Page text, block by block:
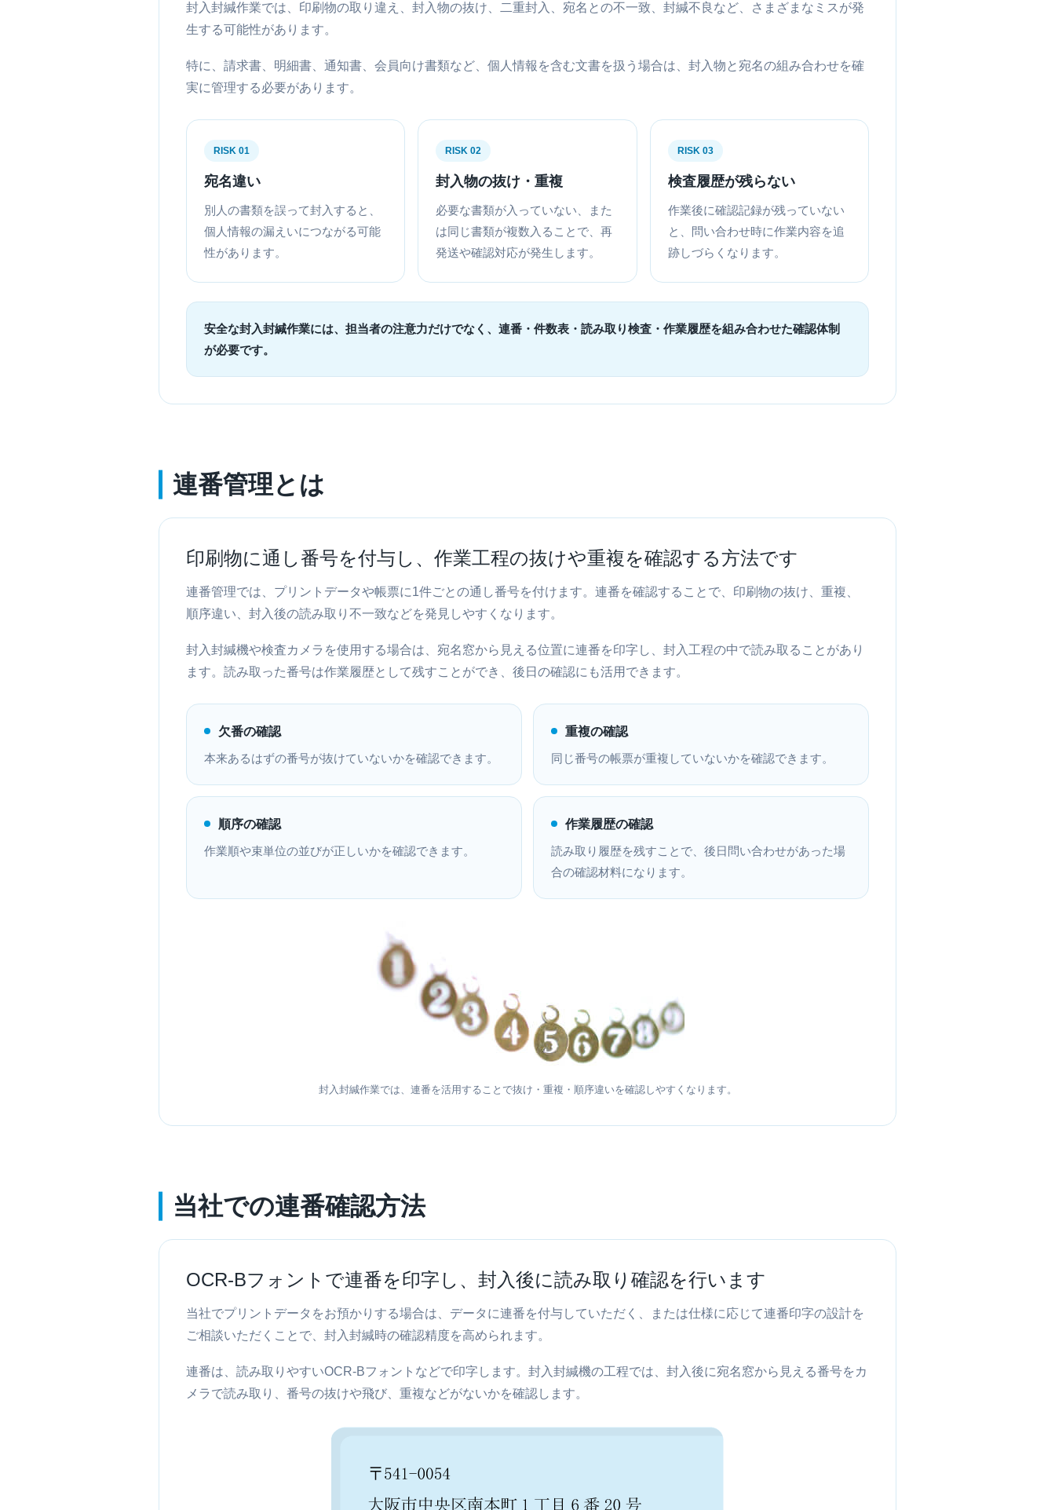
封入封緘作業では、印刷物の取り違え、封入物の抜け、二重封入、宛名との不一致、封緘不良など、さまざまなミスが発
生する可能性があります。
特に、請求書、明細書、通知書、会員向け書類など、個人情報を含む文書を扱う場合は、封入物と宛名の組み合わせを確
実に管理する必要があります。
RISK 01
宛名違い
別人の書類を誤って封入すると、
個人情報の漏えいにつながる可能
性があります。
RISK 02
封入物の抜け・重複
必要な書類が入っていない、また
は同じ書類が複数入ることで、再
発送や確認対応が発生します。
RISK 03
検査履歴が残らない
作業後に確認記録が残っていない
と、問い合わせ時に作業内容を追
跡しづらくなります。
安全な封入封緘作業には、担当者の注意力だけでなく、連番・件数表・読み取り検査・作業履歴を組み合わせた確認体制
が必要です。
連番管理とは
印刷物に通し番号を付与し、作業工程の抜けや重複を確認する方法です
連番管理では、プリントデータや帳票に1件ごとの通し番号を付けます。連番を確認することで、印刷物の抜け、重複、
順序違い、封入後の読み取り不一致などを発見しやすくなります。
封入封緘機や検査カメラを使用する場合は、宛名窓から見える位置に連番を印字し、封入工程の中で読み取ることがあり
ます。読み取った番号は作業履歴として残すことができ、後日の確認にも活用できます。
欠番の確認
本来あるはずの番号が抜けていないかを確認できます。
重複の確認
同じ番号の帳票が重複していないかを確認できます。
順序の確認
作業順や束単位の並びが正しいかを確認できます。
作業履歴の確認
読み取り履歴を残すことで、後日問い合わせがあった場
合の確認材料になります。
封入封緘作業では、連番を活用することで抜け・重複・順序違いを確認しやすくなります。
当社での連番確認方法
OCR-Bフォントで連番を印字し、封入後に読み取り確認を行います
当社でプリントデータをお預かりする場合は、データに連番を付与していただく、または仕様に応じて連番印字の設計を
ご相談いただくことで、封入封緘時の確認精度を高められます。
連番は、読み取りやすいOCR-Bフォントなどで印字します。封入封緘機の工程では、封入後に宛名窓から見える番号をカ
メラで読み取り、番号の抜けや飛び、重複などがないかを確認します。